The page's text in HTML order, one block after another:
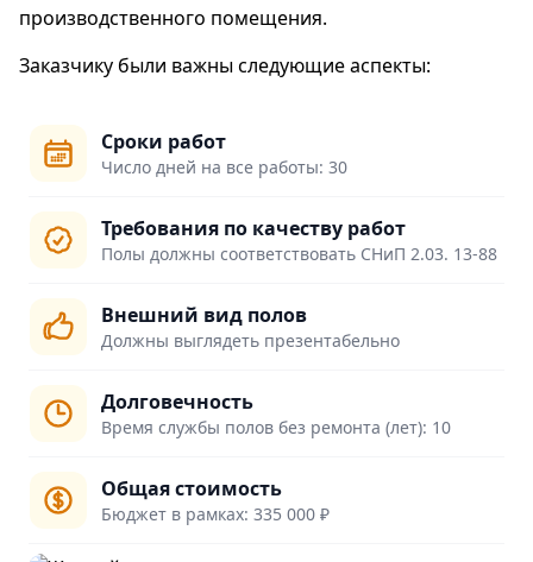
производственного помещения.
Заказчику были важны следующие аспекты:
Сроки работ
Число дней на все работы: 30
Требования по качеству работ
Полы должны соответствовать СНиП 2.03. 13-88
Внешний вид полов
Должны выглядеть презентабельно
Долговечность
Время службы полов без ремонта (лет): 10
Общая стоимость
Бюджет в рамках: 335 000 ₽